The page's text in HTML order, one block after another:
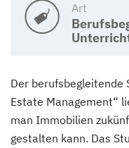
Art
Der berufsbegleitende
Estate Management“
man Immobilien
gestalten kann. Das